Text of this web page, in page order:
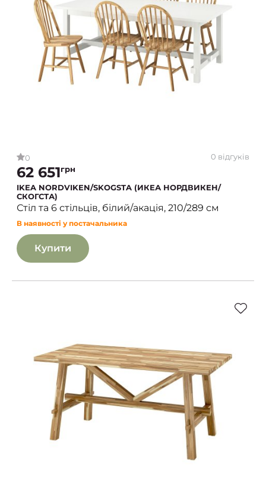
0 0 відгуків
62 651грн
IKEA NORDVIKEN/SKOGSTA (ИКЕА НОРДВИКЕН/
СКОГСТА)
Стіл та 6 стільців, білий/акація, 210/289 см
В наявності у постачальника
Купити